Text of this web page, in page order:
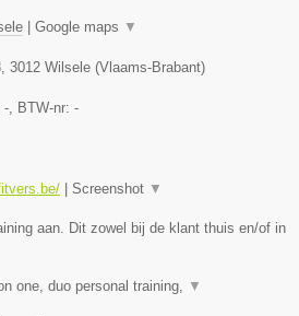
Google maps ▼
, 3012 Wilsele (Vlaams-Brabant)
-, BTW-nr: -
Screenshot ▼
aan. Dit zowel bij de klant thuis en/of in
one, duo personal training, ▼